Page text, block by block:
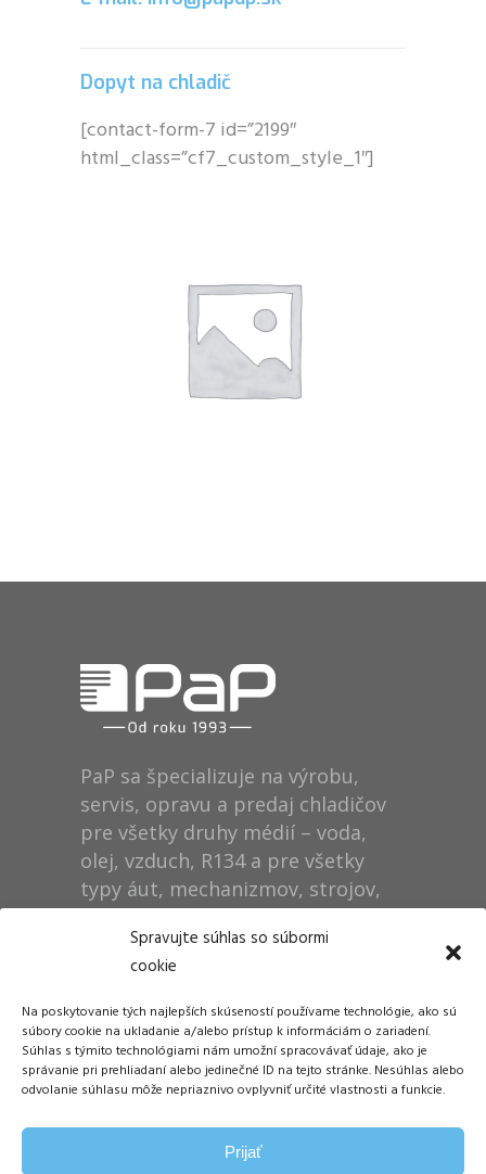
Spravujte súhlas so súbormi
cookie
Na poskytovanie tých najlepších skúseností používame technológie, ako sú
súbory cookie na ukladanie a/alebo prístup k informáciám o zariadení.
Súhlas s týmito technológiami nám umožní spracovávať údaje, ako je
správanie pri prehliadaní alebo jedinečné ID na tejto stránke. Nesúhlas alebo
odvolanie súhlasu môže nepriaznivo ovplyvniť určité vlastnosti a funkcie.
Prijať
Dopyt na chladič
[contact-form-7 id=”2199″
html_class=”cf7_custom_style_1″]
PaP sa špecializuje na výrobu,
servis, opravu a predaj chladičov
pre všetky druhy médií – voda,
olej, vzduch, R134 a pre všetky
typy áut, mechanizmov, strojov,
technológií, rušňov…
Dušan Pytel P a P
ŠM Stráže
058 01 Poprad
Tel.: +421 905 311 248
info@papdp.sk